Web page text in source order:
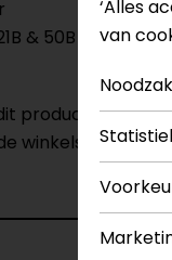
& 50B Bluetooth
product? Neem
winkels kun je
‘Alles
van